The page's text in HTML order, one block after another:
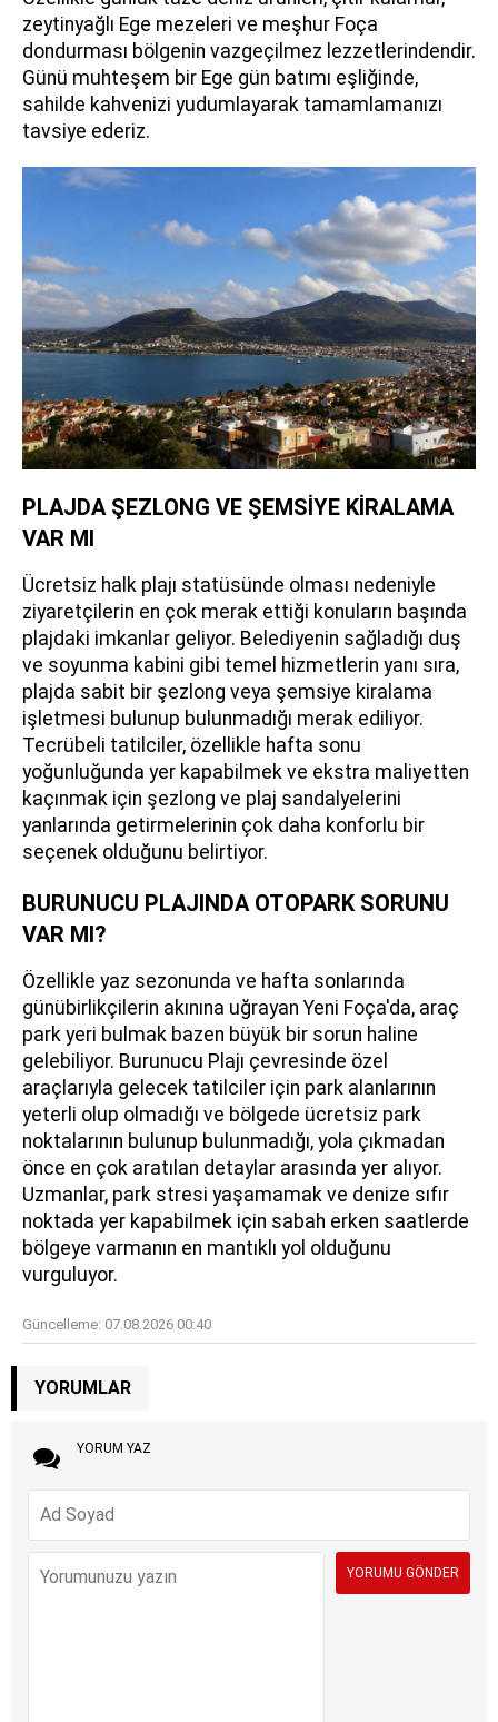
zeytinyağlı Ege mezeleri ve meşhur Foça
dondurması bölgenin vazgeçilmez lezzetlerindendir.
Günü muhteşem bir Ege gün batımı eşliğinde,
sahilde kahvenizi yudumlayarak tamamlamanızı
tavsiye ederiz.
PLAJDA ŞEZLONG VE ŞEMSİYE KİRALAMA
VAR MI
Ücretsiz halk plajı statüsünde olması nedeniyle
ziyaretçilerin en çok merak ettiği konuların başında
plajdaki imkanlar geliyor. Belediyenin sağladığı duş
ve soyunma kabini gibi temel hizmetlerin yanı sıra,
plajda sabit bir şezlong veya şemsiye kiralama
işletmesi bulunup bulunmadığı merak ediliyor.
Tecrübeli tatilciler, özellikle hafta sonu
yoğunluğunda yer kapabilmek ve ekstra maliyetten
kaçınmak için şezlong ve plaj sandalyelerini
yanlarında getirmelerinin çok daha konforlu bir
seçenek olduğunu belirtiyor.
BURUNUCU PLAJINDA OTOPARK SORUNU
VAR MI?
Özellikle yaz sezonunda ve hafta sonlarında
günübirlikçilerin akınına uğrayan Yeni Foça'da, araç
park yeri bulmak bazen büyük bir sorun haline
gelebiliyor. Burunucu Plajı çevresinde özel
araçlarıyla gelecek tatilciler için park alanlarının
yeterli olup olmadığı ve bölgede ücretsiz park
noktalarının bulunup bulunmadığı, yola çıkmadan
önce en çok aratılan detaylar arasında yer alıyor.
Uzmanlar, park stresi yaşamamak ve denize sıfır
noktada yer kapabilmek için sabah erken saatlerde
bölgeye varmanın en mantıklı yol olduğunu
vurguluyor.
Güncelleme: 07.08.2026 00:40
YORUMLAR
YORUM YAZ